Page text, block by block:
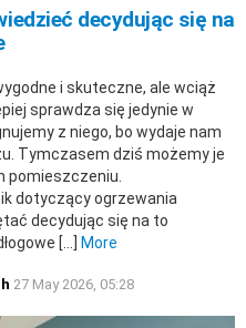
decydując się na
i skuteczne, ale wciąż
sprawdza się jedynie w
z niego, bo wydaje nam
Tymczasem dziś możemy je
pomieszczeniu.
dotyczący ogrzewania
decydując się na to
[…]
More
27 May 2026, 05:28